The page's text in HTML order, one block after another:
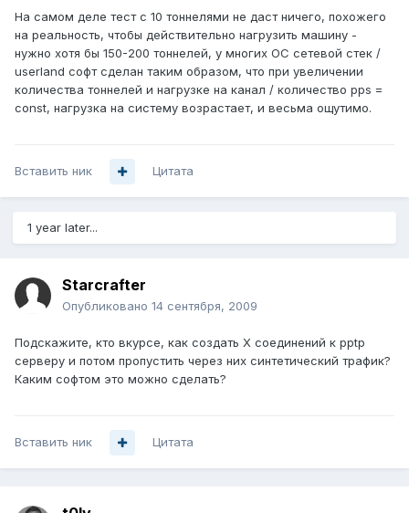
На самом деле тест с 10 тоннелями не даст ничего, похожего
на реальность, чтобы действительно нагрузить машину -
нужно хотя бы 150-200 тоннелей, у многих ОС сетевой стек /
userland софт сделан таким образом, что при увеличении
количества тоннелей и нагрузке на канал / количество pps =
const, нагрузка на систему возрастает, и весьма ощутимо.
Вставить ник Цитата
1 year later...
Starcrafter
Опубликовано 14 сентября, 2009
Подскажите, кто вкурсе, как создать Х соединений к pptp
серверу и потом пропустить через них синтетический трафик?
Каким софтом это можно сделать?
Вставить ник Цитата